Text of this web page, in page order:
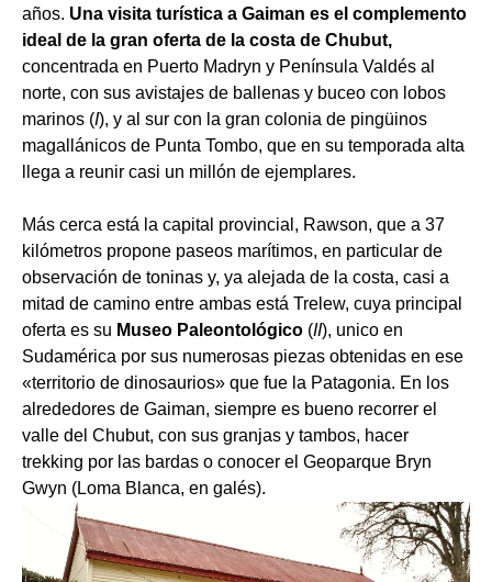
años. Una visita turística a Gaiman es el complemento
ideal de la gran oferta de la costa de Chubut,
concentrada en Puerto Madryn y Península Valdés al
norte, con sus avistajes de ballenas y buceo con lobos
marinos (I), y al sur con la gran colonia de pingüinos
magallánicos de Punta Tombo, que en su temporada alta
llega a reunir casi un millón de ejemplares.
Más cerca está la capital provincial, Rawson, que a 37
kilómetros propone paseos marítimos, en particular de
observación de toninas y, ya alejada de la costa, casi a
mitad de camino entre ambas está Trelew, cuya principal
oferta es su Museo Paleontológico (II), unico en
Sudamérica por sus numerosas piezas obtenidas en ese
«territorio de dinosaurios» que fue la Patagonia. En los
alrededores de Gaiman, siempre es bueno recorrer el
valle del Chubut, con sus granjas y tambos, hacer
trekking por las bardas o conocer el Geoparque Bryn
Gwyn (Loma Blanca, en galés).